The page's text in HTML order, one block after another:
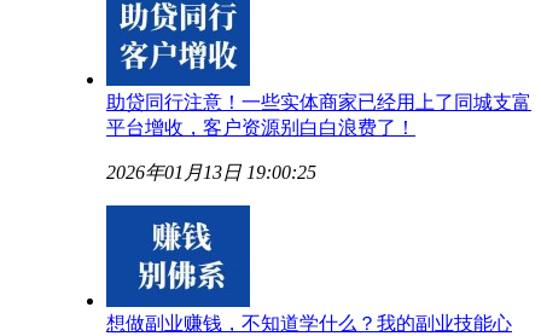
助贷同行注意！一些实体商家已经用上了同城支富
平台增收，客户资源别白白浪费了！
2026年01月13日 19:00:25
想做副业赚钱，不知道学什么？我的副业技能心